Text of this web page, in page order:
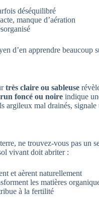
déséquilibré
manque d’aération
d’en apprendre beaucoup
très claire ou sableuse
foncé ou noire indique
argileux mal drainés, signale
ne trouvez-vous pas un
vivant doit abriter :
et aèrent naturellement
les matières
à la fertilité